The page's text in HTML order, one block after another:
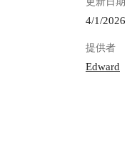
4/1/2026
提供者
Edward